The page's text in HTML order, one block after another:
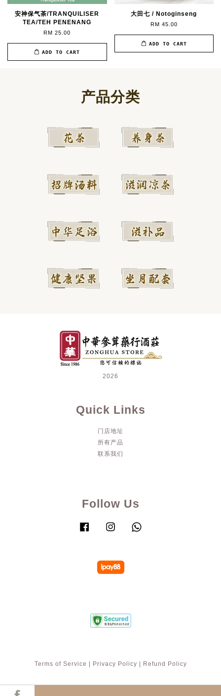
安神保气茶/TRANQUILISER
TEA/TEH PENENANG
RM 25.00
ADD TO CART
大田七 / Notoginseng
RM 45.00
ADD TO CART
产品分类
2026
Quick Links
门店地址
所有产品
联系我们
Follow Us
Facebook Instagram
Terms of Service Privacy Policy Refund Policy